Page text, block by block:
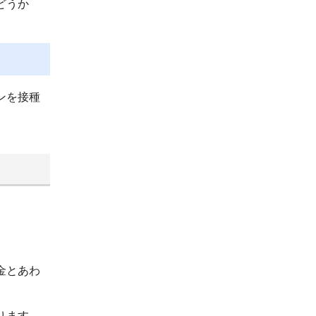
うか
を接種
とあわ